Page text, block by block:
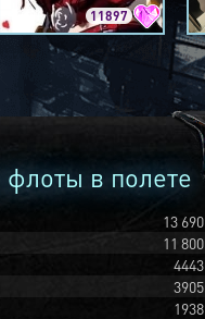
11897
в полете
13 690
11 800
4443
3905
1938